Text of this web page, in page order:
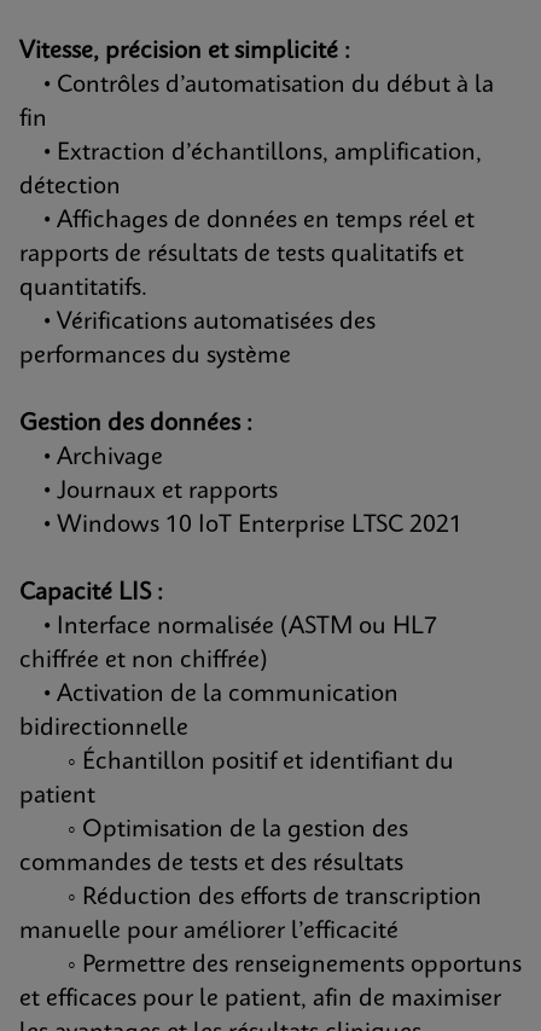
Vitesse, précision et simplicité :
• Contrôles d’automatisation du début à la
fin
• Extraction d’échantillons, amplification,
détection
• Affichages de données en temps réel et
rapports de résultats de tests qualitatifs et
quantitatifs.
• Vérifications automatisées des
performances du système
Gestion des données :
• Archivage
• Journaux et rapports
• Windows 10 IoT Enterprise LTSC 2021
Capacité LIS :
• Interface normalisée (ASTM ou HL7
chiffrée et non chiffrée)
• Activation de la communication
bidirectionnelle
◦ Échantillon positif et identifiant du
patient
◦ Optimisation de la gestion des
commandes de tests et des résultats
◦ Réduction des efforts de transcription
manuelle pour améliorer l’efficacité
◦ Permettre des renseignements opportuns
et efficaces pour le patient, afin de maximiser